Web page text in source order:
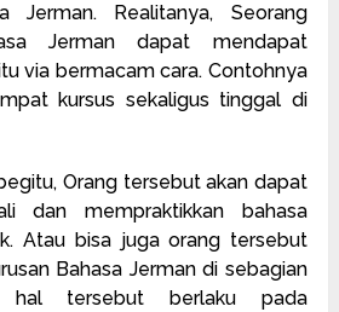
Jerman. Realitanya, Seorang
Jerman dapat mendapat
via bermacam cara. Contohnya
kursus sekaligus tinggal di
Orang tersebut akan dapat
dan mempraktikkan bahasa
Atau bisa juga orang tersebut
Bahasa Jerman di sebagian
hal tersebut berlaku pada